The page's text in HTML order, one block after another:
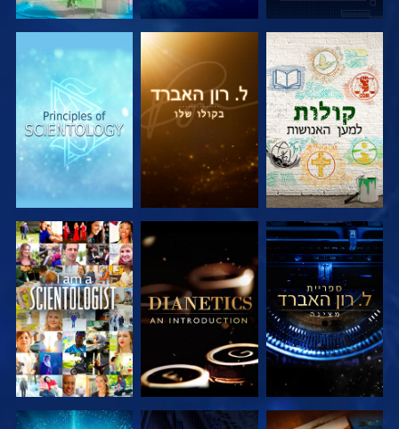
בדוק את הסדרה בדוק את הסדרה בדוק את הסדרה
בדוק את הסדרה בדוק את הסדרה צפה